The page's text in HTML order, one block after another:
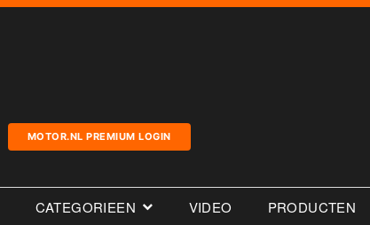
MOTOR.NL PREMIUM LOGIN
CATEGORIEEN VIDEO PRODUCTEN